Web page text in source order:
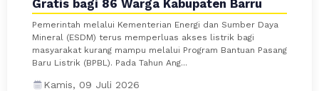
Gratis bagi 86 Warga Kabupaten Barru
Pemerintah melalui Kementerian Energi dan Sumber Daya
Mineral (ESDM) terus memperluas akses listrik bagi
masyarakat kurang mampu melalui Program Bantuan Pasang
Baru Listrik (BPBL). Pada Tahun Ang...
Kamis, 09 Juli 2026